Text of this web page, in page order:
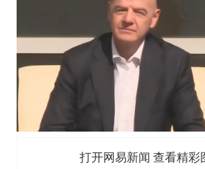
打开网易新闻 查看精彩